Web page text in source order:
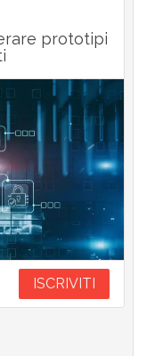
prototipi
ISCRIVITI